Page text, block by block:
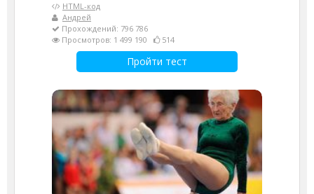
HTML-код
Андрей
Прохождений: 796 786
Просмотров: 1 499 190
514
Пройти тест